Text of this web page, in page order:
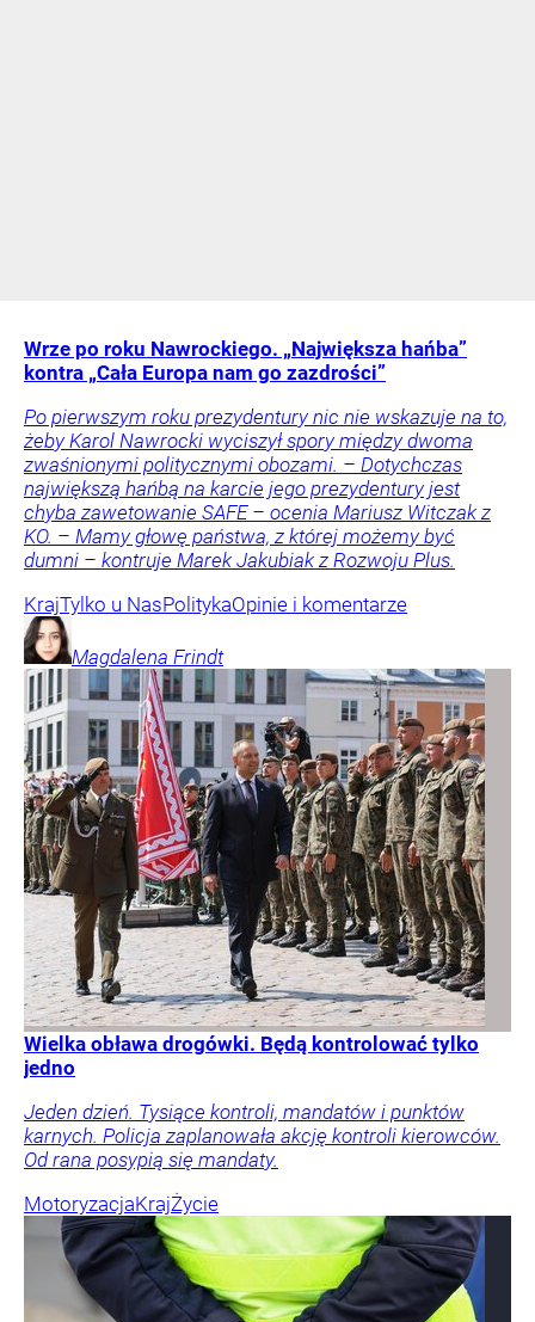
Wrze po roku Nawrockiego. „Największa hańba”
kontra „Cała Europa nam go zazdrości”
Po pierwszym roku prezydentury nic nie wskazuje na to,
żeby Karol Nawrocki wyciszył spory między dwoma
zwaśnionymi politycznymi obozami. – Dotychczas
największą hańbą na karcie jego prezydentury jest
chyba zawetowanie SAFE – ocenia Mariusz Witczak z
KO. – Mamy głowę państwa, z której możemy być
dumni – kontruje Marek Jakubiak z Rozwoju Plus.
KrajTylko u NasPolitykaOpinie i komentarze
Magdalena Frindt
Wielka obława drogówki. Będą kontrolować tylko
jedno
Jeden dzień. Tysiące kontroli, mandatów i punktów
karnych. Policja zaplanowała akcję kontroli kierowców.
Od rana posypią się mandaty.
MotoryzacjaKrajŻycie